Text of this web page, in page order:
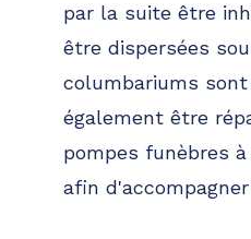
par la suite être
être dispersées
columbariums
également être
pompes funèbres
afin